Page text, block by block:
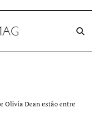
Olivia Dean estão entre